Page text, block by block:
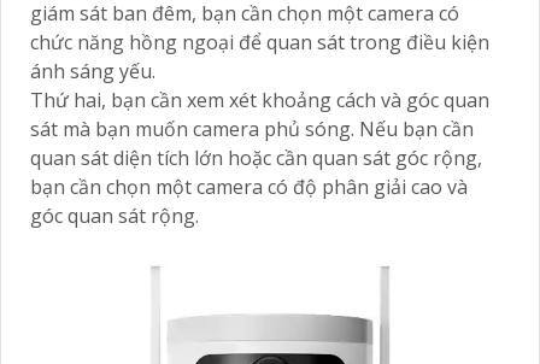
giám sát ban đêm, bạn cần chọn một camera có
chức năng hồng ngoại để quan sát trong điều kiện
ánh sáng yếu.
Thứ hai, bạn cần xem xét khoảng cách và góc quan
sát mà bạn muốn camera phủ sóng. Nếu bạn cần
quan sát diện tích lớn hoặc cần quan sát góc rộng,
bạn cần chọn một camera có độ phân giải cao và
góc quan sát rộng.